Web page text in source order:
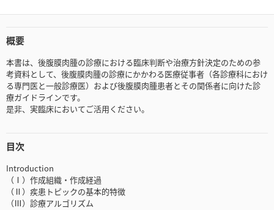
概要
本書は、後腹膜肉腫の診療における臨床判断や治療方針決定のための参
考資料として、後腹膜肉腫の診療にかかわる医療従事者（各診療科におけ
る専門医と一般診療医）および後腹膜肉腫患者とその関係者に向けた診
療ガイドラインです。
是非、実臨床においてご活用ください。
目次
Introduction
（Ⅰ）作成組織・作成経過
（Ⅱ）疾患トピックの基本的特徴
（Ⅲ）診療アルゴリズム